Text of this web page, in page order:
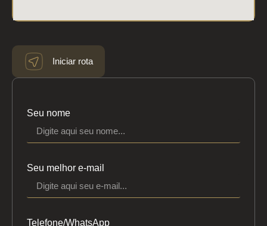
Iniciar rota
Seu nome
Seu melhor e-mail
Telefone/WhatsApp